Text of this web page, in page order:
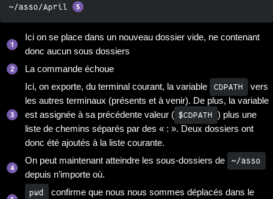
~/asso/April
Ici on se place dans un nouveau dossier vide, ne contenant
donc aucun sous dossiers
La commande échoue
Ici, on exporte, du terminal courant, la variable
CDPATH
vers
les autres terminaux (présents et à venir). De plus, la variable
est assignée à sa précédente valeur ( $CDPATH ) plus une
liste de chemins séparés par des « : ». Deux dossiers ont
donc été ajoutés à la liste courante.
On peut maintenant atteindre les sous-dossiers de
~/asso
depuis n’importe où.
pwd
confirme que nous nous sommes déplacés dans le